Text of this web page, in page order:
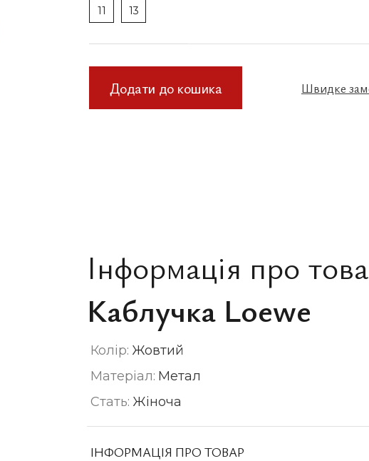
11 13
Додати до кошика Швидке
Інформація про
Каблучка Loewe
Колір: Жовтий
Матеріал: Метал
Стать: Жіноча
ІНФОРМАЦІЯ ПРО ТОВАР